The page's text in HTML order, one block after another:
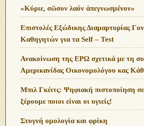
«Κύριε, σῶσον λαόν ἀπεγνωσμένον»
Επιστολές Εξώδικης Διαμαρτυρίας
Καθηγητών για τα Self – Test
Ανακοίνωση της ΕΡΩ σχετικά με τη
Αμερικανίδας Οικονομολόγου κας
Μπιλ Γκέιτς: Ψηφιακή πιστοποίηση
ξέρουμε ποιοι είναι οι υγιείς!
Στυγνή ομολογία και φρίκη